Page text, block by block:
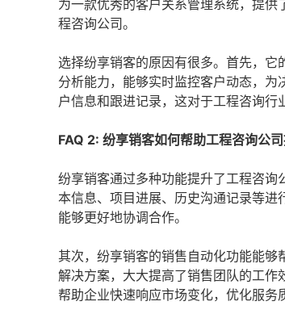
为一款优秀的客户关系管理系统，提
程咨询公司。
选择纷享销客的原因有很多。首先，
分析能力，能够实时监控客户动态，
户信息和跟进记录，这对于工程咨询行
FAQ 2: 纷享销客如何帮助工程咨询公
纷享销客通过多种功能提升了工程咨
本信息、项目进展、历史沟通记录等
能够更好地协调合作。
其次，纷享销客的销售自动化功能能
解决方案，大大提高了销售团队的工作
帮助企业快速响应市场变化，优化服务